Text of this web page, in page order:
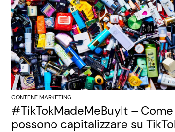
CONTENT MARKETING
#TikTokMadeMeBuyIt –
possono capitalizzare su